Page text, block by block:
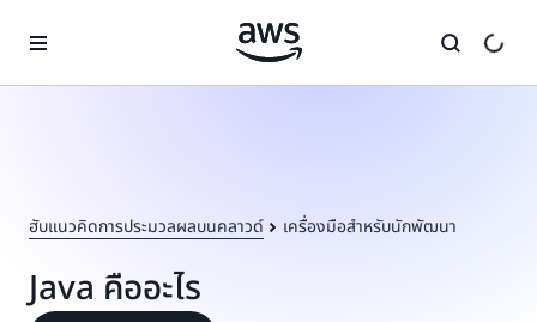
ฮับแนวคิดการประมวลผลบนคลาวด์ เครื่องมือสำหรับนักพัฒนา
Java คืออะไร